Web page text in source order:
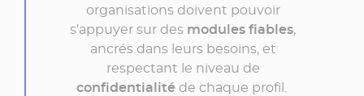
organisations doivent pouvoir
s’appuyer sur des modules fiables,
ancrés dans leurs besoins, et
respectant le niveau de
confidentialité de chaque profil.